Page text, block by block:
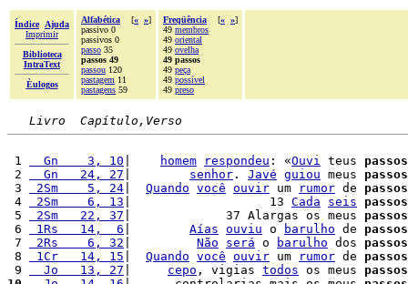
Índice
Ajuda
Imprimir
Biblioteca
IntraText
Èulogos
Alfabética [« »]
passivo 0
passivos 0
passo 35
passos 49
passou 120
pastagem 11
pastagens 59
Freqüência [« »]
49 membros
49 oriental
49 ovelha
49 passos
49 peça
49 possível
49 preso
Livro  Capítulo,Verso
1
  Gn    3, 10
homem respondeu : «Ouvi teus passos
2
  Gn   24, 27
senhor . Javé guiou meus passos
3
2Sm    5, 24 Quando você ouvir um rumor de passos
4
2Sm    6, 13 |                   13 Cada seis passos
5
2Sm   22, 37 |             37 Alargas os meus passos
6
1Rs   14,  6 Aías ouviu o barulho de passos
7
2Rs    6, 32 Não será o barulho dos passos
8
1Cr   14, 15 Quando você ouvir um rumor de passos
9
  Jo   13, 27
cepo , vigias todos os meus passos